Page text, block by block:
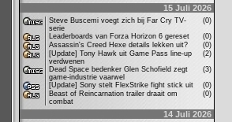
15 Juli 2026
Steve Buscemi voegt zich bij Far Cry TV-
serie
(0)
Leaderboards van Forza Horizon 6 gereset
(0)
Assassin's Creed Hexe details lekken uit?
(0)
[Update] Tony Hawk uit Game Pass line-up
verdwenen
(2)
Dead Space bedenker Glen Schofield zegt
game-industrie vaarwel
(3)
[Update] Sony stelt FlexStrike fight stick uit
(0)
Beast of Reincarnation trailer draait om
combat
(0)
14 Juli 2026